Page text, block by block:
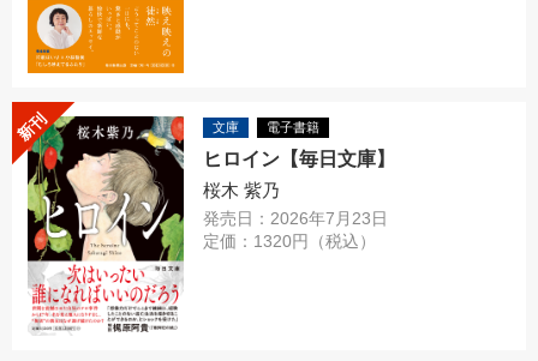
新刊 文庫 電子書籍
ヒロイン【毎日文庫】
桜木 紫乃
発売日：2026年7月23日
定価：1320円（税込）